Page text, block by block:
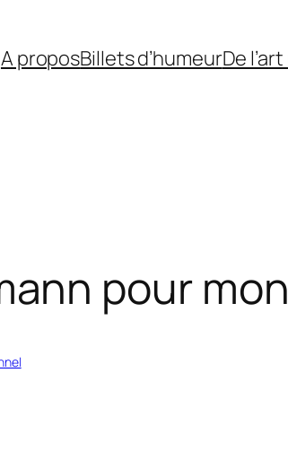
A proposBillets d’humeurDe
pour